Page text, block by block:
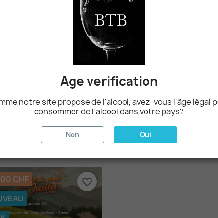
NOUVEAUX PRODUITS
CHF
favorite_border
Age verification
notre site propose de l'alcool, avez-vous l'âge légal
consommer de l’alcool dans votre pays?
Non Oui